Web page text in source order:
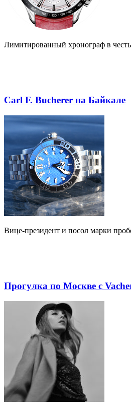
Лимитированный хронограф в
Carl F. Bucherer на Байкале
Вице-президент и посол марки
Прогулка по Москве с